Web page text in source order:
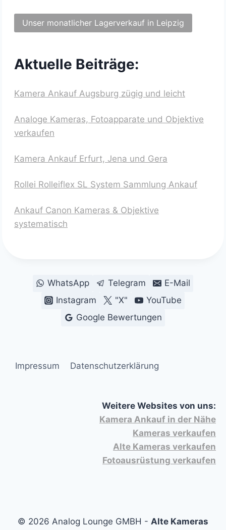
Unser monatlicher Lagerverkauf in Leipzig
Aktuelle Beiträge:
Kamera Ankauf Augsburg zügig und leicht
Analoge Kameras, Fotoapparate und Objektive
verkaufen
Kamera Ankauf Erfurt, Jena und Gera
Rollei Rolleiflex SL System Sammlung Ankauf
Ankauf Canon Kameras & Objektive
systematisch
WhatsApp Telegram
E-Mail
Instagram
"X"
YouTube
Google Bewertungen
Impressum Datenschutzerklärung
Weitere Websites von uns:
Kamera Ankauf in der Nähe
Kameras verkaufen
Alte Kameras verkaufen
Fotoausrüstung verkaufen
© 2026 Analog Lounge GMBH - Alte Kameras